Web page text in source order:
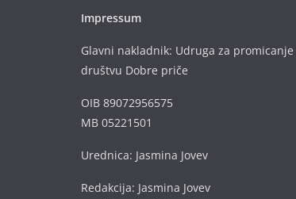
Impressum
Glavni nakladnik: Udruga za
društvu Dobre priče
OIB 89072956575
MB 05221501
Urednica: Jasmina Jovev
Redakcija: Jasmina Jovev